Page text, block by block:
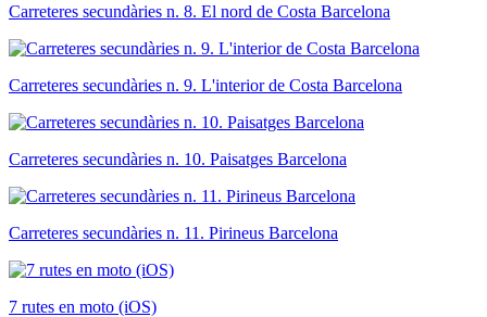
Carreteres secundàries n. 8. El nord de Costa Barcelona
Carreteres secundàries n. 9. L'interior de Costa Barcelona
Carreteres secundàries n. 10. Paisatges Barcelona
Carreteres secundàries n. 11. Pirineus Barcelona
7 rutes en moto (iOS)